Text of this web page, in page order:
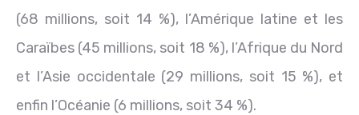
(68 millions, soit 14 %), l’Amérique latine et les
Caraïbes (45 millions, soit 18 %), l’Afrique du Nord
et l’Asie occidentale (29 millions, soit 15 %), et
enfin l’Océanie (6 millions, soit 34 %).